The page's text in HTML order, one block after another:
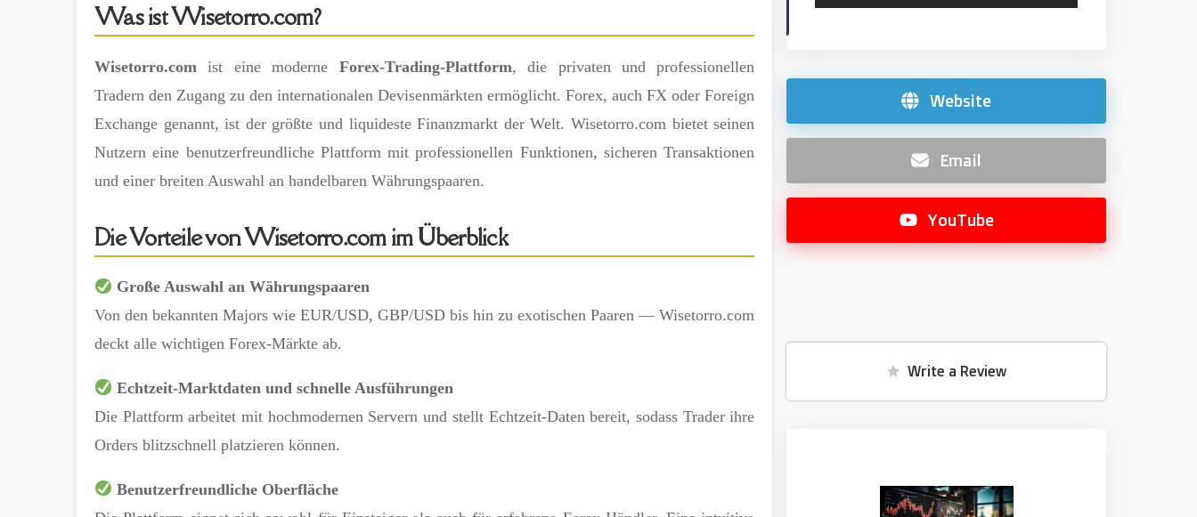
Was ist Wisetorro.com?
Wisetorro.com ist eine moderne Forex-Trading-Plattform, die privaten und professionellen
Tradern den Zugang zu den internationalen Devisenmärkten ermöglicht. Forex, auch FX oder Foreign
Exchange genannt, ist der größte und liquideste Finanzmarkt der Welt. Wisetorro.com bietet seinen
Nutzern eine benutzerfreundliche Plattform mit professionellen Funktionen, sicheren Transaktionen
und einer breiten Auswahl an handelbaren Währungspaaren.
Die Vorteile von Wisetorro.com im Überblick
Große Auswahl an Währungspaaren
Von den bekannten Majors wie EUR/USD, GBP/USD bis hin zu exotischen Paaren — Wisetorro.com
deckt alle wichtigen Forex-Märkte ab.
Echtzeit-Marktdaten und schnelle Ausführungen
Die Plattform arbeitet mit hochmodernen Servern und stellt Echtzeit-Daten bereit, sodass Trader ihre
Orders blitzschnell platzieren können.
Benutzerfreundliche Oberfläche
Website
Email
YouTube
Write a Review